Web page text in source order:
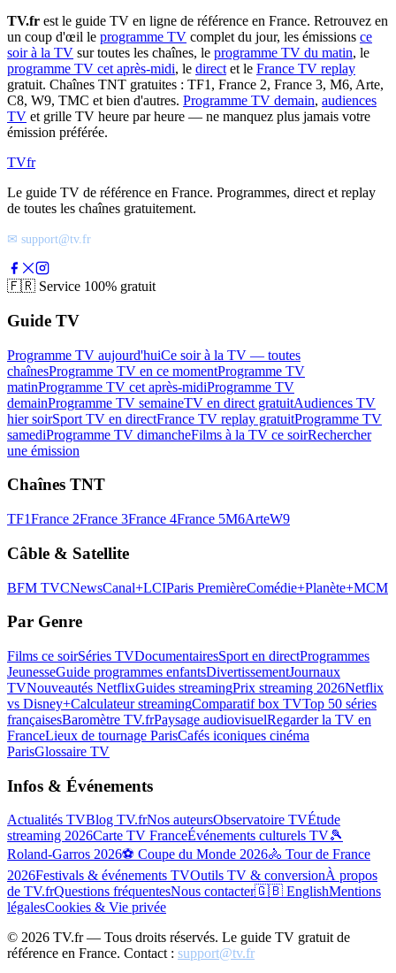
TV.fr est le guide TV en ligne de référence en France. Retrouvez en
un coup d'œil le programme TV complet du jour, les émissions ce
soir à la TV sur toutes les chaînes, le programme TV du matin, le
programme TV cet après-midi, le direct et le France TV replay
gratuit. Chaînes TNT gratuites : TF1, France 2, France 3, M6, Arte,
C8, W9, TMC et bien d'autres. Programme TV demain, audiences
TV et grille TV heure par heure — ne manquez plus jamais votre
émission préférée.
TVfr
Le guide TV de référence en France. Programmes, direct et replay
de toutes les chaînes gratuitement.
✉ support@tv.fr
🇫🇷 Service 100% gratuit
Guide TV
Programme TV aujourd'huiCe soir à la TV — toutes
chaînesProgramme TV en ce momentProgramme TV
matinProgramme TV cet après-midiProgramme TV
demainProgramme TV semaineTV en direct gratuitAudiences TV
hier soirSport TV en directFrance TV replay gratuitProgramme TV
samediProgramme TV dimancheFilms à la TV ce soirRechercher
une émission
Chaînes TNT
TF1France 2France 3France 4France 5M6ArteW9
Câble & Satellite
BFM TVCNewsCanal+LCIParis PremièreComédie+Planète+MCM
Par Genre
Films ce soirSéries TVDocumentairesSport en directProgrammes
JeunesseGuide programmes enfantsDivertissementJournaux
TVNouveautés NetflixGuides streamingPrix streaming 2026Netflix
vs Disney+Calculateur streamingComparatif box TVTop 50 séries
françaisesBaromètre TV.frPaysage audiovisuelRegarder la TV en
FranceLieux de tournage ParisCafés iconiques cinéma
ParisGlossaire TV
Infos & Événements
Actualités TVBlog TV.frNos auteursObservatoire TVÉtude
streaming 2026Carte TV FranceÉvénements culturels TV🎾
Roland-Garros 2026⚽ Coupe du Monde 2026🚴 Tour de France
2026Festivals & événements TVOutils TV & conversionÀ propos
de TV.frQuestions fréquentesNous contacter🇬🇧 EnglishMentions
légalesCookies & Vie privée
© 2026 TV.fr — Tous droits réservés. Le guide TV gratuit de
référence en France. Contact : support@tv.fr